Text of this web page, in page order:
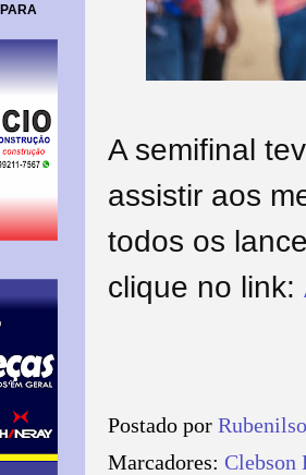
A semifinal
assistir aos
todos os
clique no link:
Postado por
Marcadores: Clebson